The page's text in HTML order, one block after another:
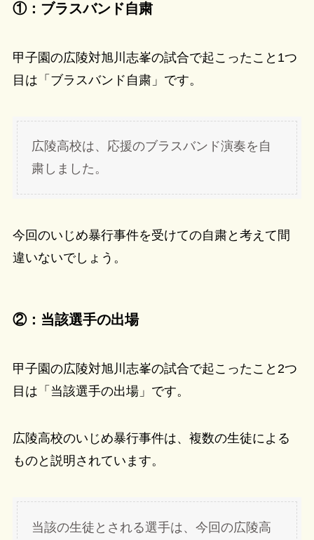
①：ブラスバンド自粛
甲子園の広陵対旭川志峯の試合で起こったこと1つ
目は「ブラスバンド自粛」です。
広陵高校は、応援のブラスバンド演奏を自
粛しました。
今回のいじめ暴行事件を受けての自粛と考えて間
違いないでしょう。
②：当該選手の出場
甲子園の広陵対旭川志峯の試合で起こったこと2つ
目は「当該選手の出場」です。
広陵高校のいじめ暴行事件は、複数の生徒による
ものと説明されています。
当該の生徒とされる選手は、今回の広陵高